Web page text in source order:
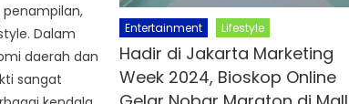
Dalam
daerah dan
sangat
Entertainment Lifestyle
Hadir di Jakarta Marketing
Week 2024, Bioskop Online